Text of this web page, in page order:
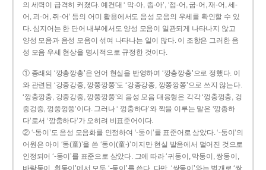
의 세력이 급격히 커졌다. 예컨대 ‘ 막-아, 좁-아’, ‘접-어, 굽-어, 재-어, 세-
어, 괴-어, 쥐-어’ 등의 어미 활용에서도 음성 모음의 우세를 확인할 수 있
다. 심지어는 한 단어 내부에서도 양성 모음이 일관되게 나타나지 않고
양성 모음과 음성 모음이 섞여 나타나는 일이 많다. 이 조항은 그러한 음
성 모음 우세 현상을 명시적으로 규정한 것이다.
① 종래의 ‘깡총깡총’은 언어 현실을 반영하여 ‘깡충깡충’으로 정했다. 이
와 관련된 ‘강중강중, 깡쭝깡쭝’도 ‘강종강종, 깡쫑깡쫑’으로 쓰지 않는다.
‘깡충깡충, 강중강중, 깡쭝깡쭝’의 음성 모음 대응형은 각각 ‘껑충껑충, 겅
중겅중, 껑쭝껑쭝’이다. 그러나 ‘ 껑충하다’와 짝을 이루는 말은 ‘깡총하
다’로서 ‘깡충하다’가 오히려 비표준어이다.
② ‘-동이’도 음성 모음화를 인정하여 ‘-둥이’를 표준어로 삼았다. ‘-둥이’의
어원은 아이 ‘동(童)’을 쓴 ‘동이(童-)’이지만 현실 발음에서 멀어진 것으로
인정되어 ‘-둥이’를 표준으로 삼았다. 그에 따라 ‘귀둥이, 막둥이, 쌍둥이,
바람둥이, 흰둥이’에서 모두 ‘-둥이’를 쓴다. 다만, ‘쌍둥이’와는 별개로 ‘쌍